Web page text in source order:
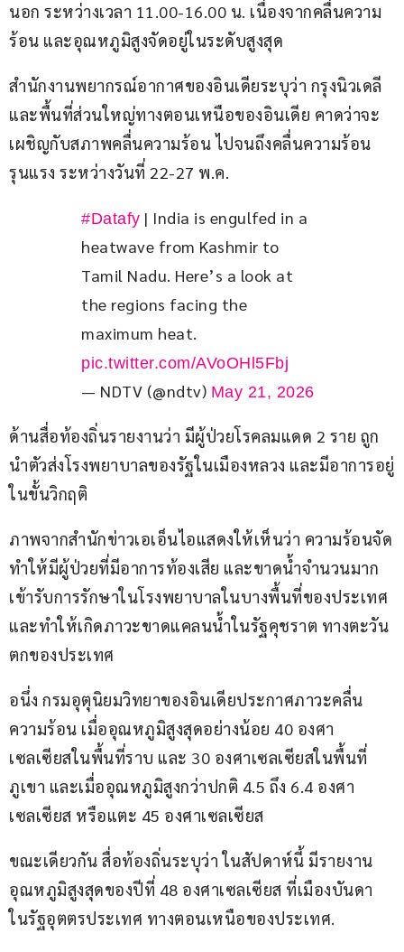
นอก ระหว่างเวลา 11.00-16.00 น. เนื่องจากคลื่นความ
ร้อน และอุณหภูมิสูงจัดอยู่ในระดับสูงสุด
สำนักงานพยากรณ์อากาศของอินเดียระบุว่า กรุงนิวเดลี
และพื้นที่ส่วนใหญ่ทางตอนเหนือของอินเดีย คาดว่าจะ
เผชิญกับสภาพคลื่นความร้อน ไปจนถึงคลื่นความร้อน
รุนแรง ระหว่างวันที่ 22-27 พ.ค.
#Datafy | India is engulfed in a
heatwave from Kashmir to
Tamil Nadu. Here’s a look at
the regions facing the
maximum heat.
pic.twitter.com/AVoOHl5Fbj
— NDTV (@ndtv) May 21, 2026
ด้านสื่อท้องถิ่นรายงานว่า มีผู้ป่วยโรคลมแดด 2 ราย ถูก
นำตัวส่งโรงพยาบาลของรัฐในเมืองหลวง และมีอาการอยู่
ในขั้นวิกฤติ
ภาพจากสำนักข่าวเอเอ็นไอแสดงให้เห็นว่า ความร้อนจัด
ทำให้มีผู้ป่วยที่มีอาการท้องเสีย และขาดน้ำจำนวนมาก
เข้ารับการรักษาในโรงพยาบาลในบางพื้นที่ของประเทศ
และทำให้เกิดภาวะขาดแคลนน้ำในรัฐคุชราต ทางตะวัน
ตกของประเทศ
อนึ่ง กรมอุตุนิยมวิทยาของอินเดียประกาศภาวะคลื่น
ความร้อน เมื่ออุณหภูมิสูงสุดอย่างน้อย 40 องศา
เซลเซียสในพื้นที่ราบ และ 30 องศาเซลเซียสในพื้นที่
ภูเขา และเมื่ออุณหภูมิสูงกว่าปกติ 4.5 ถึง 6.4 องศา
เซลเซียส หรือแตะ 45 องศาเซลเซียส
ขณะเดียวกัน สื่อท้องถิ่นระบุว่า ในสัปดาห์นี้ มีรายงาน
อุณหภูมิสูงสุดของปีที่ 48 องศาเซลเซียส ที่เมืองบันดา
ในรัฐอุตตรประเทศ ทางตอนเหนือของประเทศ.